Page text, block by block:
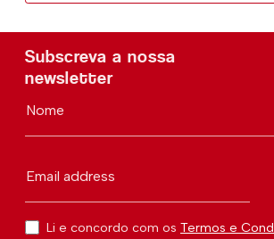
Subscreva a nossa
newsletter
Nome
Email address
Li e concordo com os Termos e